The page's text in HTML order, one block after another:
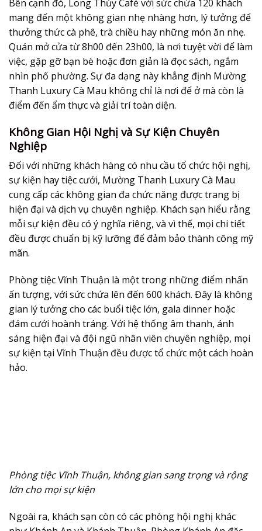
Bên cạnh đó, Long Thủy Café với sức chứa 120 khách
mang đến một không gian nhẹ nhàng hơn, lý tưởng để
thưởng thức cà phê, trà chiều hay những món ăn nhẹ.
Quán mở cửa từ 8h00 đến 23h00, là nơi tuyệt vời để làm
việc, gặp gỡ bạn bè hoặc đơn giản là đọc sách, ngắm
nhìn phố phường. Sự đa dạng này khẳng định Mường
Thanh Luxury Cà Mau không chỉ là nơi để ở mà còn là
điểm đến ẩm thực và giải trí toàn diện.
Không Gian Hội Nghị và Sự Kiện Chuyên
Nghiệp
Đối với những khách hàng có nhu cầu tổ chức hội nghị,
sự kiện hay tiệc cưới, Mường Thanh Luxury Cà Mau
cung cấp các không gian đa chức năng được trang bị
hiện đại và dịch vụ chuyên nghiệp. Khách sạn hiểu rằng
mỗi sự kiện đều có ý nghĩa riêng, và vì thế, mọi chi tiết
đều được chuẩn bị kỹ lưỡng để đảm bảo thành công mỹ
mãn.
Phòng tiệc Vĩnh Thuận là một trong những điểm nhấn
ấn tượng, với sức chứa lên đến 600 khách. Đây là không
gian lý tưởng cho các buổi tiệc lớn, gala dinner hoặc
đám cưới hoành tráng. Với hệ thống âm thanh, ánh
sáng hiện đại và đội ngũ nhân viên chuyên nghiệp, mọi
sự kiện tại Vĩnh Thuận đều được tổ chức một cách hoàn
hảo.
Phòng tiệc Vĩnh Thuận, không gian sang trọng và rộng
lớn cho mọi sự kiện
Ngoài ra, khách sạn còn có các phòng hội nghị khác